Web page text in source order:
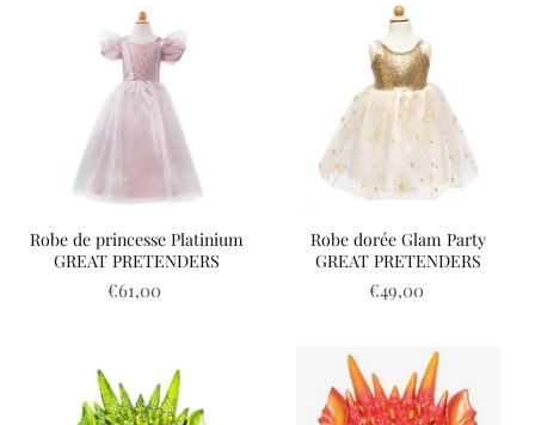
Robe de princesse Platinium
GREAT PRETENDERS
€61,00
Robe dorée Glam Party
GREAT PRETENDERS
€49,00